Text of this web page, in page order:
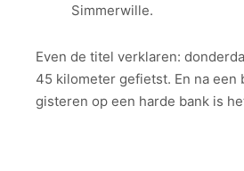
Simmerwille.
Even de titel verklaren:
45 kilometer gefietst. En na een
gisteren op een harde bank is